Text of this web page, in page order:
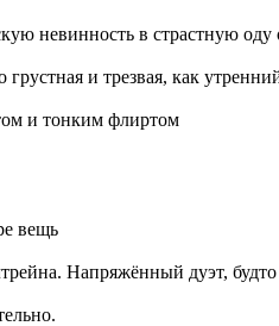
невинность в страстную оду
и трезвая, как
и тонким флиртом
вещь
Напряжённый дуэт, будто